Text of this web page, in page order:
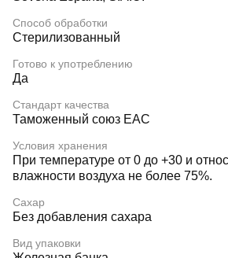
Способ обработки
Стерилизованный
Готово к употреблению
Да
Стандарт качества
Таможенный союз EAC
Условия хранения
При температуре от 0 до +30 и
влажности воздуха не более 75%.
Сахар
Без добавления сахара
Вид упаковки